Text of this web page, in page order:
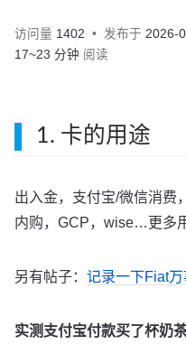
访问量 1402 发布于 2026-
17~23 分钟 阅读
1. 卡的用途
出入金，支付宝/微信消费
内购，GCP，wise…更多
另有帖子： 记录一下Fiat
实测支付宝付款买了杯奶